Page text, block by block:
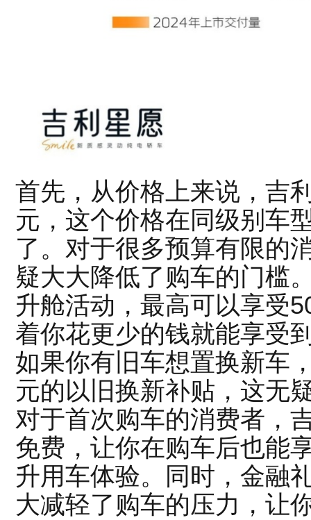
首先，从价格上来说，吉
元，这个价格在同级别车
了。对于很多预算有限的
疑大大降低了购车的门槛
升舱活动，最高可以享受
着你花更少的钱就能享受
如果你有旧车想置换新车
元的以旧换新补贴，这无
对于首次购车的消费者，
免费，让你在购车后也能
升用车体验。同时，金融
大减轻了购车的压力，让